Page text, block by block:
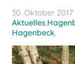
30. Oktober 2017
Aktuelles
Hagenbeck